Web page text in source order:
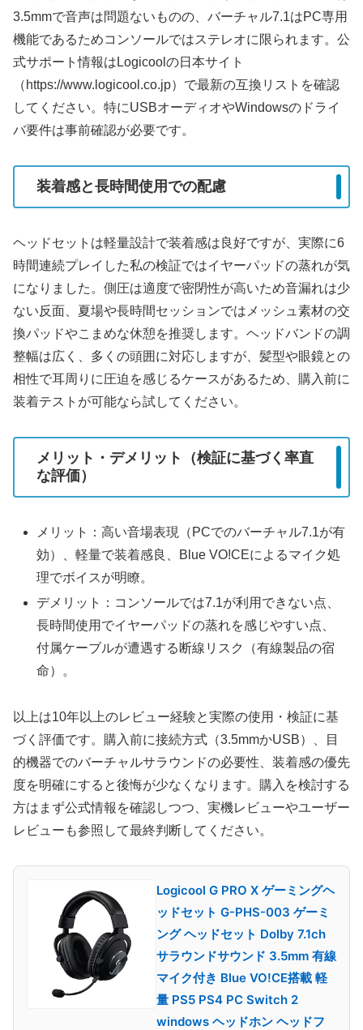
3.5mmで音声は問題ないものの、バーチャル7.1はPC専用
機能であるためコンソールではステレオに限られます。公
式サポート情報はLogicoolの日本サイト
（https://www.logicool.co.jp）で最新の互換リストを確認
してください。特にUSBオーディオやWindowsのドライ
バ要件は事前確認が必要です。
装着感と長時間使用での配慮
ヘッドセットは軽量設計で装着感は良好ですが、実際に6
時間連続プレイした私の検証ではイヤーパッドの蒸れが気
になりました。側圧は適度で密閉性が高いため音漏れは少
ない反面、夏場や長時間セッションではメッシュ素材の交
換パッドやこまめな休憩を推奨します。ヘッドバンドの調
整幅は広く、多くの頭囲に対応しますが、髪型や眼鏡との
相性で耳周りに圧迫を感じるケースがあるため、購入前に
装着テストが可能なら試してください。
メリット・デメリット（検証に基づく率直
な評価）
メリット：高い音場表現（PCでのバーチャル7.1が有
効）、軽量で装着感良、Blue VO!CEによるマイク処
理でボイスが明瞭。
デメリット：コンソールでは7.1が利用できない点、
長時間使用でイヤーパッドの蒸れを感じやすい点、
付属ケーブルが遭遇する断線リスク（有線製品の宿
命）。
以上は10年以上のレビュー経験と実際の使用・検証に基
づく評価です。購入前に接続方式（3.5mmかUSB）、目
的機器でのバーチャルサラウンドの必要性、装着感の優先
度を明確にすると後悔が少なくなります。購入を検討する
方はまず公式情報を確認しつつ、実機レビューやユーザー
レビューも参照して最終判断してください。
Logicool G PRO X ゲーミングヘ
ッドセット G-PHS-003 ゲーミ
ング ヘッドセット Dolby 7.1ch
サラウンドサウンド 3.5mm 有線
マイク付き Blue VO!CE搭載 軽
量 PS5 PS4 PC Switch 2
windows ヘッドホン ヘッドフ